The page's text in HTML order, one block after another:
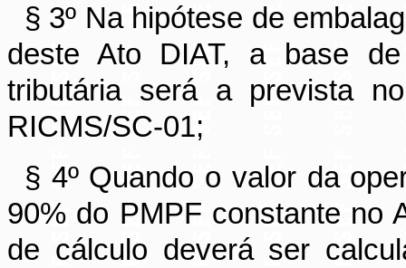
§ 3º Na hipótese de
deste Ato DIAT, a base
tributária será a prevista
RICMS/SC-01;
§ 4º Quando o valor da
90% do PMPF constante no
de cálculo deverá ser